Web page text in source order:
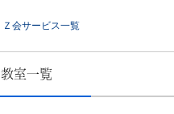
Ｚ会サービス一覧
教室一覧